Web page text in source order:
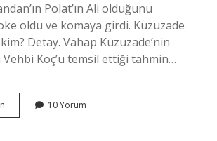
Polat’ın Ali olduğunu
oldu ve komaya girdi. Kuzuzade
Detay. Vahap Kuzuzade’nin
Koç’u temsil ettiği tahmin…
Oğlu
10 Yorum